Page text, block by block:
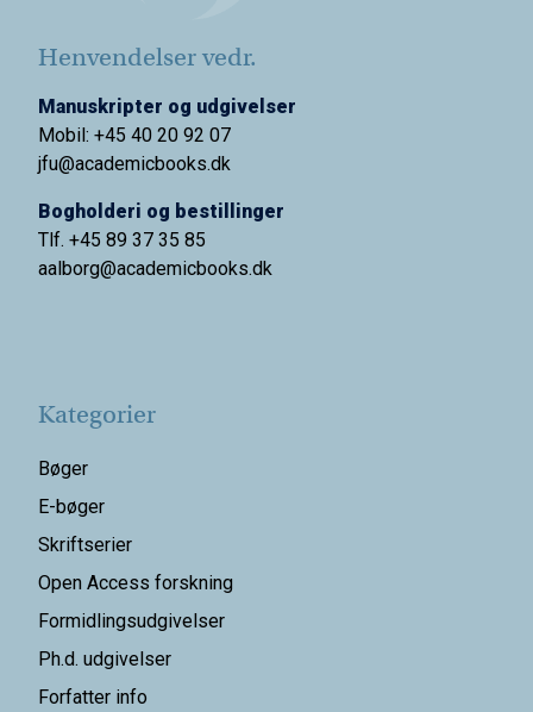
Henvendelser vedr.
Manuskripter og udgivelser
Mobil: +45 40 20 92 07
jfu@academicbooks.dk
Bogholderi og bestillinger
Tlf. +45 89 37 35 85
aalborg@academicbooks.dk
Kategorier
Bøger
E-bøger
Skriftserier
Open Access forskning
Formidlingsudgivelser
Ph.d. udgivelser
Forfatter info